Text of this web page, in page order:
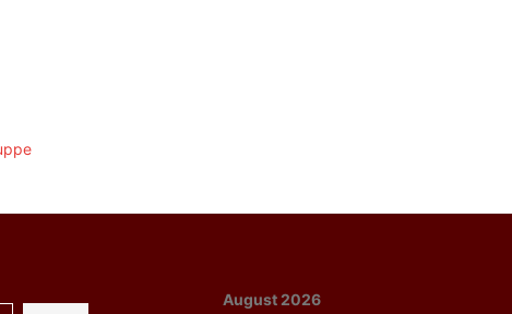
August 2026